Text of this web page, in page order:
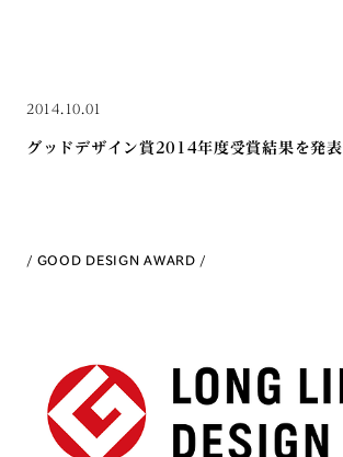
2014.10.01
グッドデザイン賞2014年度受賞結果を発表
GOOD DESIGN AWARD